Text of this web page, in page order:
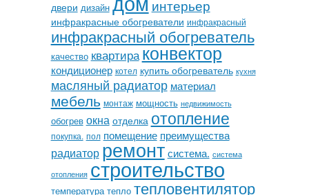
двери дизайн интерьер
инфракрасные обогреватели инфракрасный
инфракрасный обогреватель
качество квартираконвектор
кондиционер котел купить обогреватель кухня
масляный радиатор материал
мебель монтаж мощность недвижимость
обогрев окна отделка отопление
покупка. пол помещение преимущества
радиатор ремонт система. система
отопления строительство
температура тепло тепловентилятор